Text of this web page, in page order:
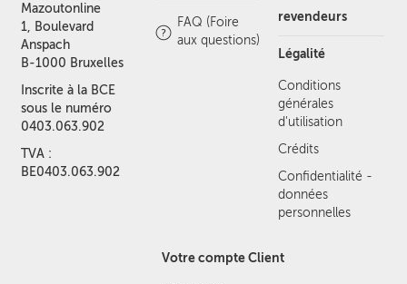
Mazoutonline
1, Boulevard
Anspach
B-1000 Bruxelles
Inscrite à la BCE
sous le numéro
0403.063.902
TVA :
BE0403.063.902
FAQ (Foire
aux questions)
revendeurs
Légalité
Conditions
générales
d'utilisation
Crédits
Confidentialité -
données
personnelles
Votre compte Client